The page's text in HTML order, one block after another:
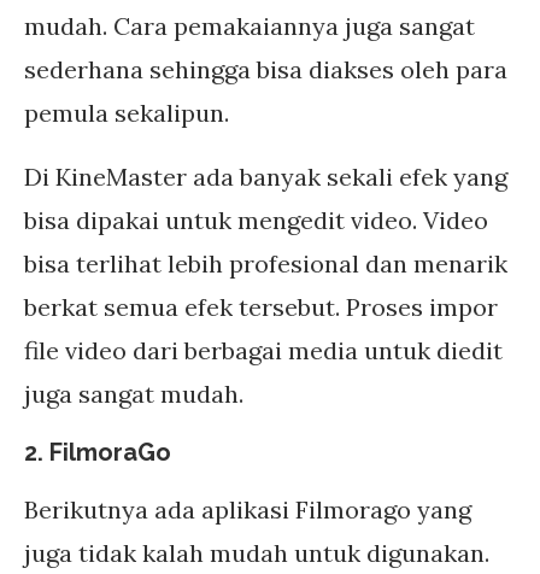
mudah. Cara pemakaiannya juga sangat
sederhana sehingga bisa diakses oleh para
pemula sekalipun.
Di KineMaster ada banyak sekali efek yang
bisa dipakai untuk mengedit video. Video
bisa terlihat lebih profesional dan menarik
berkat semua efek tersebut. Proses impor
file video dari berbagai media untuk diedit
juga sangat mudah.
2. FilmoraGo
Berikutnya ada aplikasi Filmorago yang
juga tidak kalah mudah untuk digunakan.